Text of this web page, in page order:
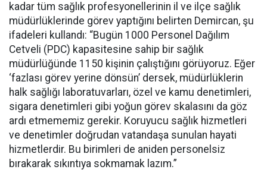
kadar tüm sağlık profesyonellerinin il ve ilçe sağlık
müdürlüklerinde görev yaptığını belirten Demircan, şu
ifadeleri kullandı: “Bugün 1000 Personel Dağılım
Cetveli (PDC) kapasitesine sahip bir sağlık
müdürlüğünde 1150 kişinin çalıştığını görüyoruz. Eğer
‘fazlası görev yerine dönsün’ dersek, müdürlüklerin
halk sağlığı laboratuvarları, özel ve kamu denetimleri,
sigara denetimleri gibi yoğun görev skalasını da göz
ardı etmememiz gerekir. Koruyucu sağlık hizmetleri
ve denetimler doğrudan vatandaşa sunulan hayati
hizmetlerdir. Bu birimleri de aniden personelsiz
bırakarak sıkıntıya sokmamak lazım.”